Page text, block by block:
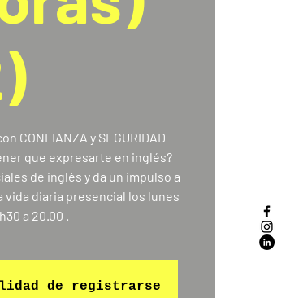
CONFIANZA y SEGURIDAD
que expresarte en inglés?
de inglés y da un impulso a
diaria presencial los lunes
de registrarse